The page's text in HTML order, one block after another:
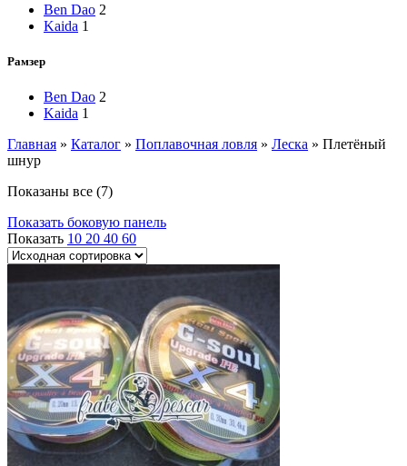
Ben Dao 2
Kaida 1
Рамзер
Ben Dao 2
Kaida 1
Главная » Каталог » Поплавочная ловля » Леска » Плетёный
шнур
Показаны все (7)
Показать боковую панель
Показать 10 20 40 60